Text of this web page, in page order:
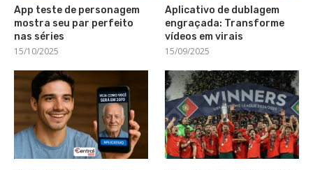
App teste de personagem
mostra seu par perfeito
nas séries
15/10/2025
Aplicativo de dublagem
engraçada: Transforme
vídeos em virais
15/09/2025